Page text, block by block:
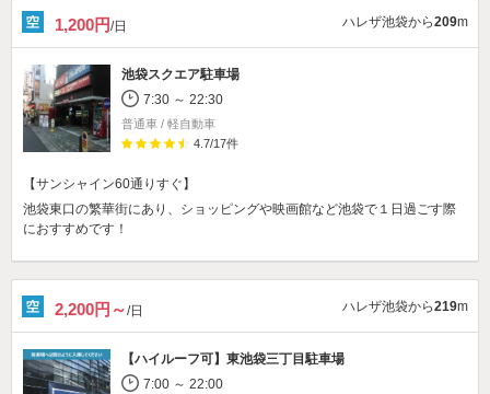
1,200円/日 ハレザ池袋から209m
池袋スクエア駐車場
7:30 ～ 22:30
普通車 / 軽自動車
4.7/17件
【サンシャイン60通りすぐ】
池袋東口の繁華街にあり、ショッピングや映画館など池袋で１日過ごす際
におすすめです！
2,200円～/日 ハレザ池袋から219m
【ハイルーフ可】 東池袋三丁目駐車場
7:00 ～ 22:00